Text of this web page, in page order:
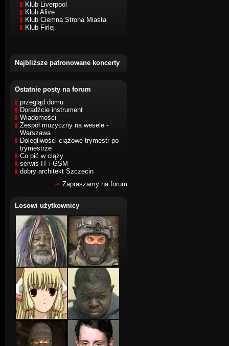
Klub Liverpool
Klub Alive
Klub Ciemna Strona Miasta
Klub Firlej
Najbliższe patronowane koncerty
Ostatnie posty na forum
przegląd domu
Doradźcie instrument
Wiadomości
Zespół muzyczny na wesele -
Warszawa
Dolegliwości ciążowe trymestr po
trymestrze
Co pić w ciąży
serwis IT i GSM
dobry architekt Szczecin
Zapraszamy na forum
Losowi użytkownicy